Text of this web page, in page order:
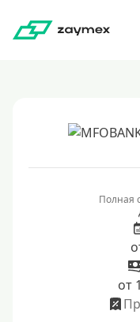
Полная
от